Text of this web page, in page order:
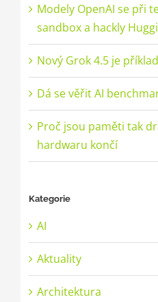
Modely OpenAI se při
sandbox a hackly
Nový Grok 4.5 je
Dá se věřit AI
Proč jsou paměti tak
hardwaru končí
Kategorie
AI
Aktuality
Architektura